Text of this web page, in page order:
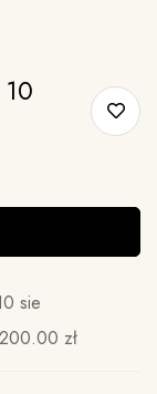
sie
200.00 zł